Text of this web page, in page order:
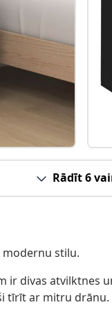
Rādīt 6
stilu.
ir divas atvilktnes
tīrīt ar mitru drānu.